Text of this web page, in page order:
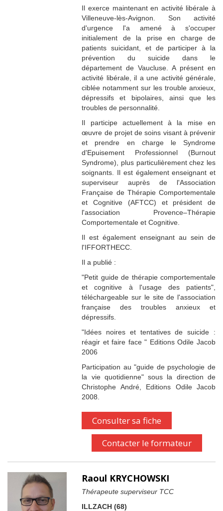
Il exerce maintenant en activité libérale à
Villeneuve-lès-Avignon. Son activité
d'urgence l'a amené à s'occuper
initialement de la prise en charge de
patients suicidant, et de participer à la
prévention du suicide dans le
département de Vaucluse. A présent en
activité libérale, il a une activité générale,
ciblée notamment sur les trouble anxieux,
dépressifs et bipolaires, ainsi que les
troubles de personnalité.
Il participe actuellement à la mise en
œuvre de projet de soins visant à prévenir
et prendre en charge le Syndrome
d'Epuisement Professionnel (Burnout
Syndrome), plus particulièrement chez les
soignants. Il est également enseignant et
superviseur auprès de l'Association
Française de Thérapie Comportementale
et Cognitive (AFTCC) et président de
l'association Provence–Thérapie
Comportementale et Cognitive.
Il est également enseignant au sein de
l'IFFORTHECC.
Il a publié :
"Petit guide de thérapie comportementale
et cognitive à l'usage des patients",
téléchargeable sur le site de l'association
française des troubles anxieux et
dépressifs.
"Idées noires et tentatives de suicide :
réagir et faire face " Editions Odile Jacob
2006
Participation au "guide de psychologie de
la vie quotidienne" sous la direction de
Christophe André, Editions Odile Jacob
2008.
Consulter sa fiche
Contacter le formateur
Raoul KRYCHOWSKI
Thérapeute superviseur TCC
ILLZACH (68)